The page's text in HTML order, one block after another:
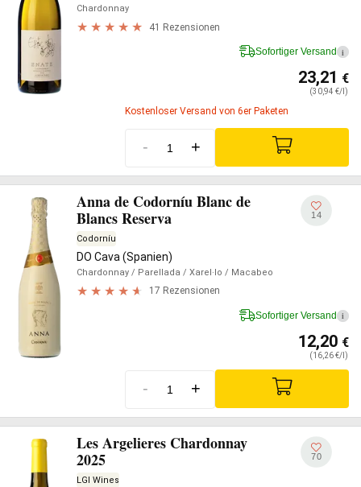
Chardonnay
41 Rezensionen
Sofortiger Versand i
23,21 €
(30,94 €/l)
Kostenloser Versand von 6er Paketen
- +
Anna de Codorníu Blanc de
Blancs Reserva
Codorníu
DO Cava (Spanien)
Chardonnay / Parellada / Xarel·lo / Macabeo
17 Rezensionen
14
Sofortiger Versand i
12,20 €
(16,26 €/l)
- +
Les Argelieres Chardonnay
2025
LGI Wines
70